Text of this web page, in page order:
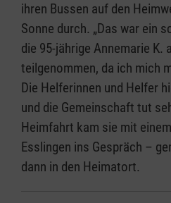
ihren Bussen auf den
Sonne durch. „Das war ein
die 95-jährige Annemarie K.
teilgenommen, da ich mich
Die Helferinnen und Helfer
und die Gemeinschaft tut
Heimfahrt kam sie mit
Esslingen ins Gespräch –
dann in den Heimatort.